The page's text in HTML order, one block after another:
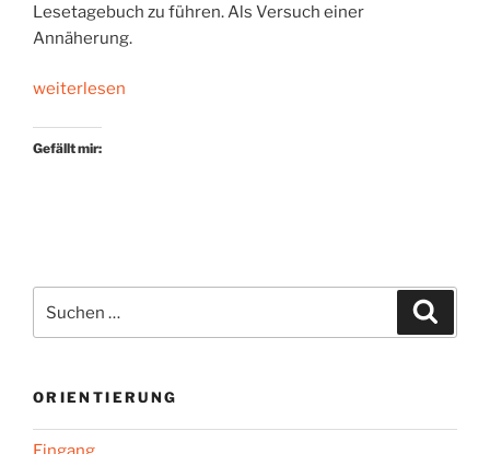
Lesetagebuch zu führen. Als Versuch einer
Annäherung.
„Ein
Lesebuch“
weiterlesen
Gefällt mir:
nach:
ORIENTIERUNG